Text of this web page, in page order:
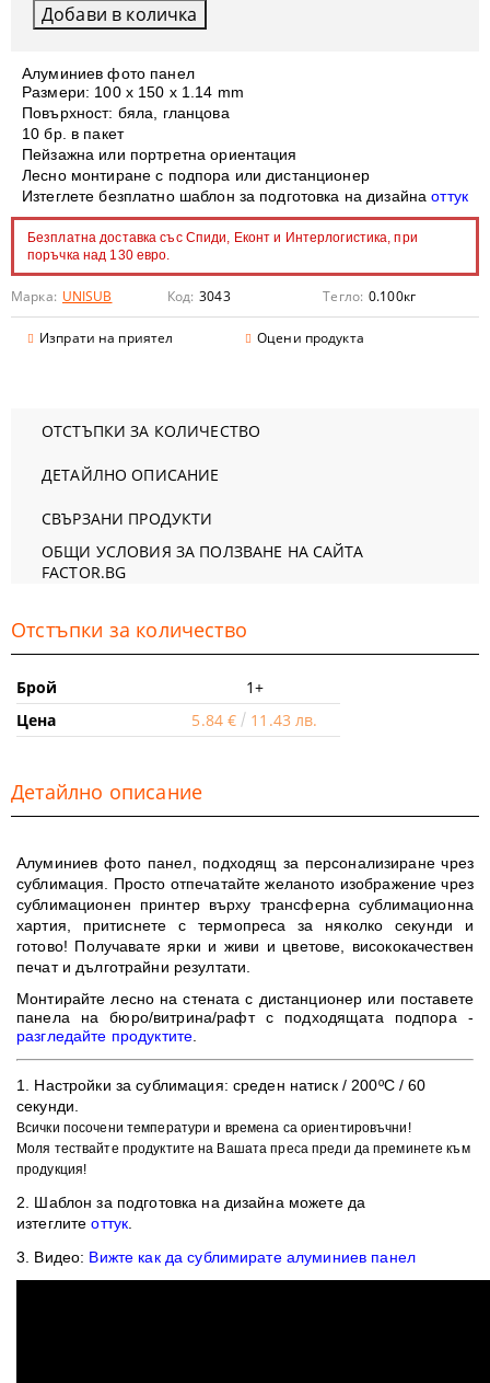
Алуминиев фото панел
Размери: 100 x 150 х 1.14 mm
Повърхност: бяла, гланцова
10 бр. в пакет
Пейзажна или портретна ориентация
Лесно монтиране с подпора или дистанционер
Изтеглете безплатно шаблон за подготовка на дизайна оттук
Безплатна доставка със Спиди, Еконт и Интерлогистика, при
поръчка над 130 евро.
Марка: UNISUB Код: 3043 Тегло: 0.100кг
Изпрати на приятел Оцени продукта
ОТСТЪПКИ ЗА КОЛИЧЕСТВО
ДЕТАЙЛНО ОПИСАНИЕ
СВЪРЗАНИ ПРОДУКТИ
ОБЩИ УСЛОВИЯ ЗА ПОЛЗВАНЕ НА САЙТА
FACTOR.BG
Отстъпки за количество
Брой
1+
Цена
5.84 € 11.43 лв.
Детайлно описание
Алуминиев фото панел, подходящ за персонализиране чрез
сублимация. Просто отпечатайте желаното изображение чрез
сублимационен принтер върху трансферна сублимационна
хартия, притиснете с термопреса за няколко секунди и
готово! Получавате ярки и живи и цветове, висококачествен
печат и дълготрайни резултати
Монтирайте лесно на стената с дистанционер или поставете
панела на бюро/витрина/рафт с подходящата подпора -
разгледайте продуктите
1. ​Настройки за сублимация: среден натиск / 200ºC / 60
секунди.
Всички посочени температури и времена са ориентировъчни!
Моля тествайте продуктите на Вашата преса преди да преминете към
продукция!
2. Шаблон за подготовка на дизайна можете да
изтеглите оттук
3. Видео: Вижте как да сублимирате алуминиев панел